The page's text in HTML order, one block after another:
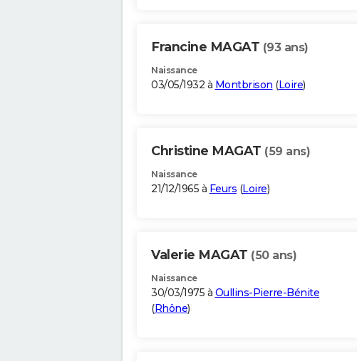
Francine MAGAT (93 ans)
Naissance
03/05/1932 à Montbrison (Loire)
Christine MAGAT (59 ans)
Naissance
21/12/1965 à Feurs (Loire)
Valerie MAGAT (50 ans)
Naissance
30/03/1975 à Oullins-Pierre-Bénite
(Rhône)